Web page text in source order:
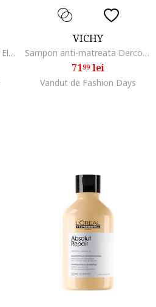
Set ingrijire par : 2x Sampon Elseve pentru ml, 200 ml
VICHY
Sampon anti-matreata Dercos Anti-Dandruff Sensitive pentru scalp sensibil, 200 ml
7199lei
Vandut de Fashion Days